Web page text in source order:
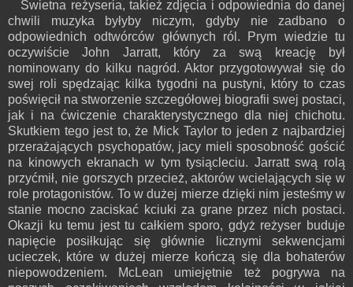
Świetna reżyseria, takież zdjęcia i odpowiednia do danej
chwili muzyka byłyby niczym, gdyby nie zadbano o
odpowiednich odtwórców głównych ról. Prym wiedzie tu
oczywiście John Jarratt, który za swą kreację był
nominowany do kilku nagród. Aktor przygotowywał się do
swej roli spędzając kilka tygodni na pustyni, który to czas
poświęcił na stworzenie szczegółowej biografii swej postaci,
jak i na ćwiczenie charakterystycznego dla niej chichotu.
Skutkiem tego jest to, że Mick Taylor to jeden z najbardziej
przerażających psychopatów, jacy mieli sposobność gościć
na kinowych ekranach w tym tysiącleciu. Jarratt swą rolą
przyćmił, nie gorszych przecież, aktorów wcielających się w
role protagonistów. To w dużej mierze dzięki nim jesteśmy w
stanie mocno zaciskać kciuki za grane przez nich postaci.
Okazji ku temu jest tu całkiem sporo, gdyż reżyser buduje
napięcie posiłkując się głównie licznymi sekwencjami
ucieczek, które w dużej mierze kończą się dla bohaterów
niepowodzeniem. McLean umiejętnie też pogrywa na